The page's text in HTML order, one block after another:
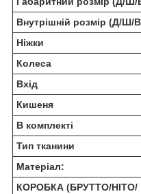
Внутрішній розмір (Д/Ш/
Ніжки
Колеса
Вхід
Кишеня
В комплекті
Тип тканини
Матеріал:
КОРОБКА (БРУТТО/НІТО/